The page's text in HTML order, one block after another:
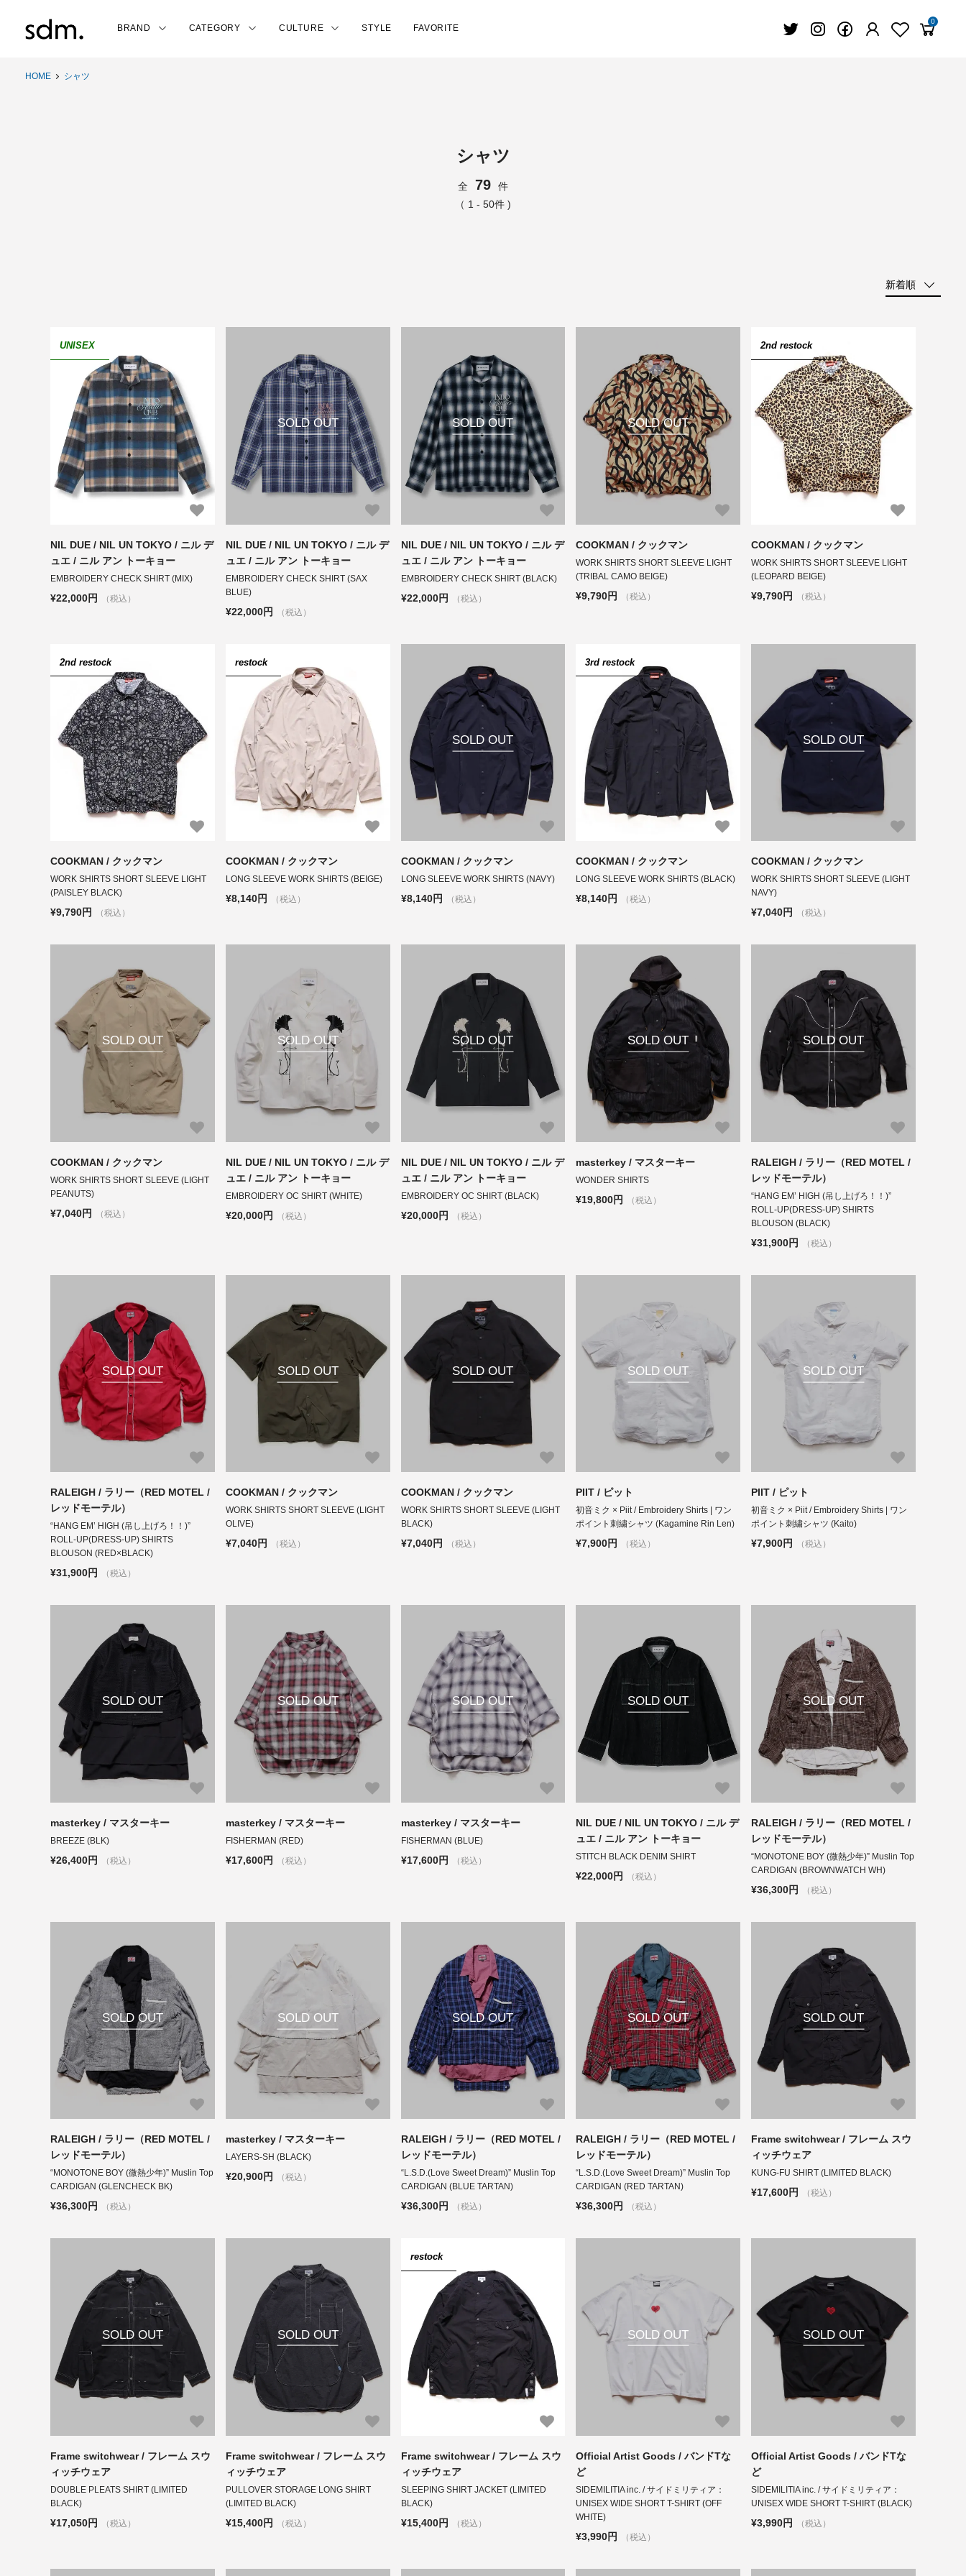
BRAND CATEGORY CULTURE STYLE FAVORITE
0
HOME シャツ
シャツ
全 79
件
（ 1 - 50件 )
新着順
UNISEX
NIL DUE / NIL UN TOKYO / ニル デ
ュエ / ニル アン トーキョー
EMBROIDERY CHECK SHIRT (MIX)
¥22,000円 （税込）
SOLD OUT
NIL DUE / NIL UN TOKYO / ニル デ
ュエ / ニル アン トーキョー
EMBROIDERY CHECK SHIRT (SAX
BLUE)
¥22,000円 （税込）
SOLD OUT
NIL DUE / NIL UN TOKYO / ニル デ
ュエ / ニル アン トーキョー
EMBROIDERY CHECK SHIRT (BLACK)
¥22,000円 （税込）
SOLD OUT
COOKMAN / クックマン
WORK SHIRTS SHORT SLEEVE LIGHT
(TRIBAL CAMO BEIGE)
¥9,790円 （税込）
2nd restock
COOKMAN / クックマン
WORK SHIRTS SHORT SLEEVE LIGHT
(LEOPARD BEIGE)
¥9,790円 （税込）
2nd restock
COOKMAN / クックマン
WORK SHIRTS SHORT SLEEVE LIGHT
(PAISLEY BLACK)
¥9,790円 （税込）
restock
COOKMAN / クックマン
LONG SLEEVE WORK SHIRTS (BEIGE)
¥8,140円 （税込）
SOLD OUT
COOKMAN / クックマン
LONG SLEEVE WORK SHIRTS (NAVY)
¥8,140円 （税込）
3rd restock
COOKMAN / クックマン
LONG SLEEVE WORK SHIRTS (BLACK)
¥8,140円 （税込）
SOLD OUT
COOKMAN / クックマン
WORK SHIRTS SHORT SLEEVE (LIGHT
NAVY)
¥7,040円 （税込）
SOLD OUT
COOKMAN / クックマン
WORK SHIRTS SHORT SLEEVE (LIGHT
PEANUTS)
¥7,040円 （税込）
SOLD OUT
NIL DUE / NIL UN TOKYO / ニル デ
ュエ / ニル アン トーキョー
EMBROIDERY OC SHIRT (WHITE)
¥20,000円 （税込）
SOLD OUT
NIL DUE / NIL UN TOKYO / ニル デ
ュエ / ニル アン トーキョー
EMBROIDERY OC SHIRT (BLACK)
¥20,000円 （税込）
SOLD OUT
masterkey / マスターキー
WONDER SHIRTS
¥19,800円 （税込）
SOLD OUT
RALEIGH / ラリー（RED MOTEL /
レッドモーテル）
“HANG EM’ HIGH (吊し上げろ！！)”
ROLL-UP(DRESS-UP) SHIRTS
BLOUSON (BLACK)
¥31,900円 （税込）
SOLD OUT
RALEIGH / ラリー（RED MOTEL /
レッドモーテル）
“HANG EM’ HIGH (吊し上げろ！！)”
ROLL-UP(DRESS-UP) SHIRTS
BLOUSON (RED×BLACK)
¥31,900円 （税込）
SOLD OUT
COOKMAN / クックマン
WORK SHIRTS SHORT SLEEVE (LIGHT
OLIVE)
¥7,040円 （税込）
SOLD OUT
COOKMAN / クックマン
WORK SHIRTS SHORT SLEEVE (LIGHT
BLACK)
¥7,040円 （税込）
SOLD OUT
PIIT / ピット
初音ミク × Piit / Embroidery Shirts | ワン
ポイント刺繍シャツ (Kagamine Rin Len)
¥7,900円 （税込）
SOLD OUT
PIIT / ピット
初音ミク × Piit / Embroidery Shirts | ワン
ポイント刺繍シャツ (Kaito)
¥7,900円 （税込）
SOLD OUT
masterkey / マスターキー
BREEZE (BLK)
¥26,400円 （税込）
SOLD OUT
masterkey / マスターキー
FISHERMAN (RED)
¥17,600円 （税込）
SOLD OUT
masterkey / マスターキー
FISHERMAN (BLUE)
¥17,600円 （税込）
SOLD OUT
NIL DUE / NIL UN TOKYO / ニル デ
ュエ / ニル アン トーキョー
STITCH BLACK DENIM SHIRT
¥22,000円 （税込）
SOLD OUT
RALEIGH / ラリー（RED MOTEL /
レッドモーテル）
“MONOTONE BOY (微熱少年)” Muslin Top
CARDIGAN (BROWNWATCH WH)
¥36,300円 （税込）
SOLD OUT
RALEIGH / ラリー（RED MOTEL /
レッドモーテル）
“MONOTONE BOY (微熱少年)” Muslin Top
CARDIGAN (GLENCHECK BK)
¥36,300円 （税込）
SOLD OUT
masterkey / マスターキー
LAYERS-SH (BLACK)
¥20,900円 （税込）
SOLD OUT
RALEIGH / ラリー（RED MOTEL /
レッドモーテル）
“L.S.D.(Love Sweet Dream)” Muslin Top
CARDIGAN (BLUE TARTAN)
¥36,300円 （税込）
SOLD OUT
RALEIGH / ラリー（RED MOTEL /
レッドモーテル）
“L.S.D.(Love Sweet Dream)” Muslin Top
CARDIGAN (RED TARTAN)
¥36,300円 （税込）
SOLD OUT
Frame switchwear / フレーム スウ
ィッチウェア
KUNG-FU SHIRT (LIMITED BLACK)
¥17,600円 （税込）
SOLD OUT
Frame switchwear / フレーム スウ
ィッチウェア
DOUBLE PLEATS SHIRT (LIMITED
BLACK)
¥17,050円 （税込）
SOLD OUT
Frame switchwear / フレーム スウ
ィッチウェア
PULLOVER STORAGE LONG SHIRT
(LIMITED BLACK)
¥15,400円 （税込）
restock
Frame switchwear / フレーム スウ
ィッチウェア
SLEEPING SHIRT JACKET (LIMITED
BLACK)
¥15,400円 （税込）
SOLD OUT
Official Artist Goods / バンドTな
ど
SIDEMILITIA inc. / サイドミリティア：
UNISEX WIDE SHORT T-SHIRT (OFF
WHITE)
¥3,990円 （税込）
SOLD OUT
Official Artist Goods / バンドTな
ど
SIDEMILITIA inc. / サイドミリティア：
UNISEX WIDE SHORT T-SHIRT (BLACK)
¥3,990円 （税込）